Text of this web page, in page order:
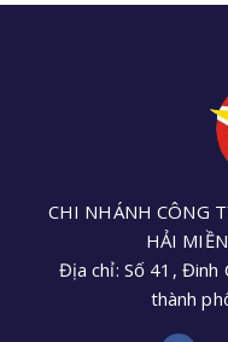
CHI NHÁNH CÔNG
HẢI
Địa chỉ: Số 41, Đinh
thành
Điện thoại: